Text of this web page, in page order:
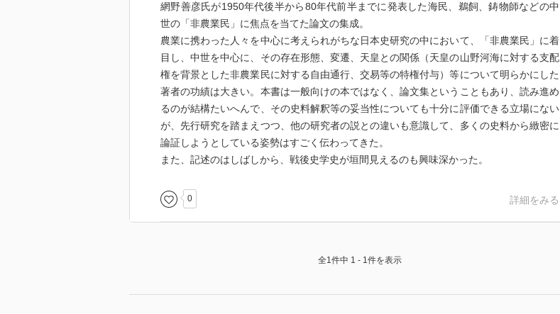
網野善彦氏が1950年代後半から80年代前半までに発表した海民、鵜飼、鋳物師などの中
世の「非農業民」に焦点を当てた論文の集成。
農業に携わった人々を中心に考えられがちな日本史研究の中において、「非農業民」に着
目し、中世を中心に、その存在形態、変遷、天皇との関係（天皇の山野河海に対する支配
権を背景とした非農業民に対する自由通行、交易等の特権付与）等について明らかにした
著者の功績は大きい。本書は一般向けの本ではなく、論文集ということもあり、読み進め
るのが結構たいへんで、その史料解釈等の妥当性についても十分に評価できる立場にない
が、先行研究を踏まえつつ、他の研究者の説との違いも意識して、多くの史料から緻密に
論証しようとしている姿勢はすごく伝わってきた。
また、記述のはしばしから、戦後史学史が垣間見えるのも興味深かった。
0 詳細をみる
全1件中 1 - 1件を表示